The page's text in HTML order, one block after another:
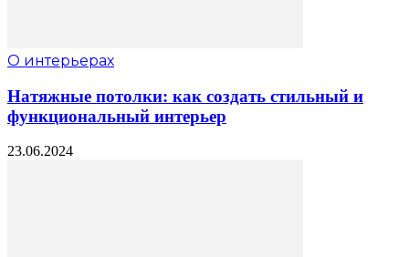
О интерьерах
Натяжные потолки: как создать стильный и
функциональный интерьер
23.06.2024